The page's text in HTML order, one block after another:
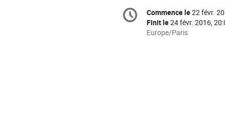
Information
de
Date/Heure
Commence le22 févr.
Finit le24 févr. 2016,
Toutes
Europe/Paris